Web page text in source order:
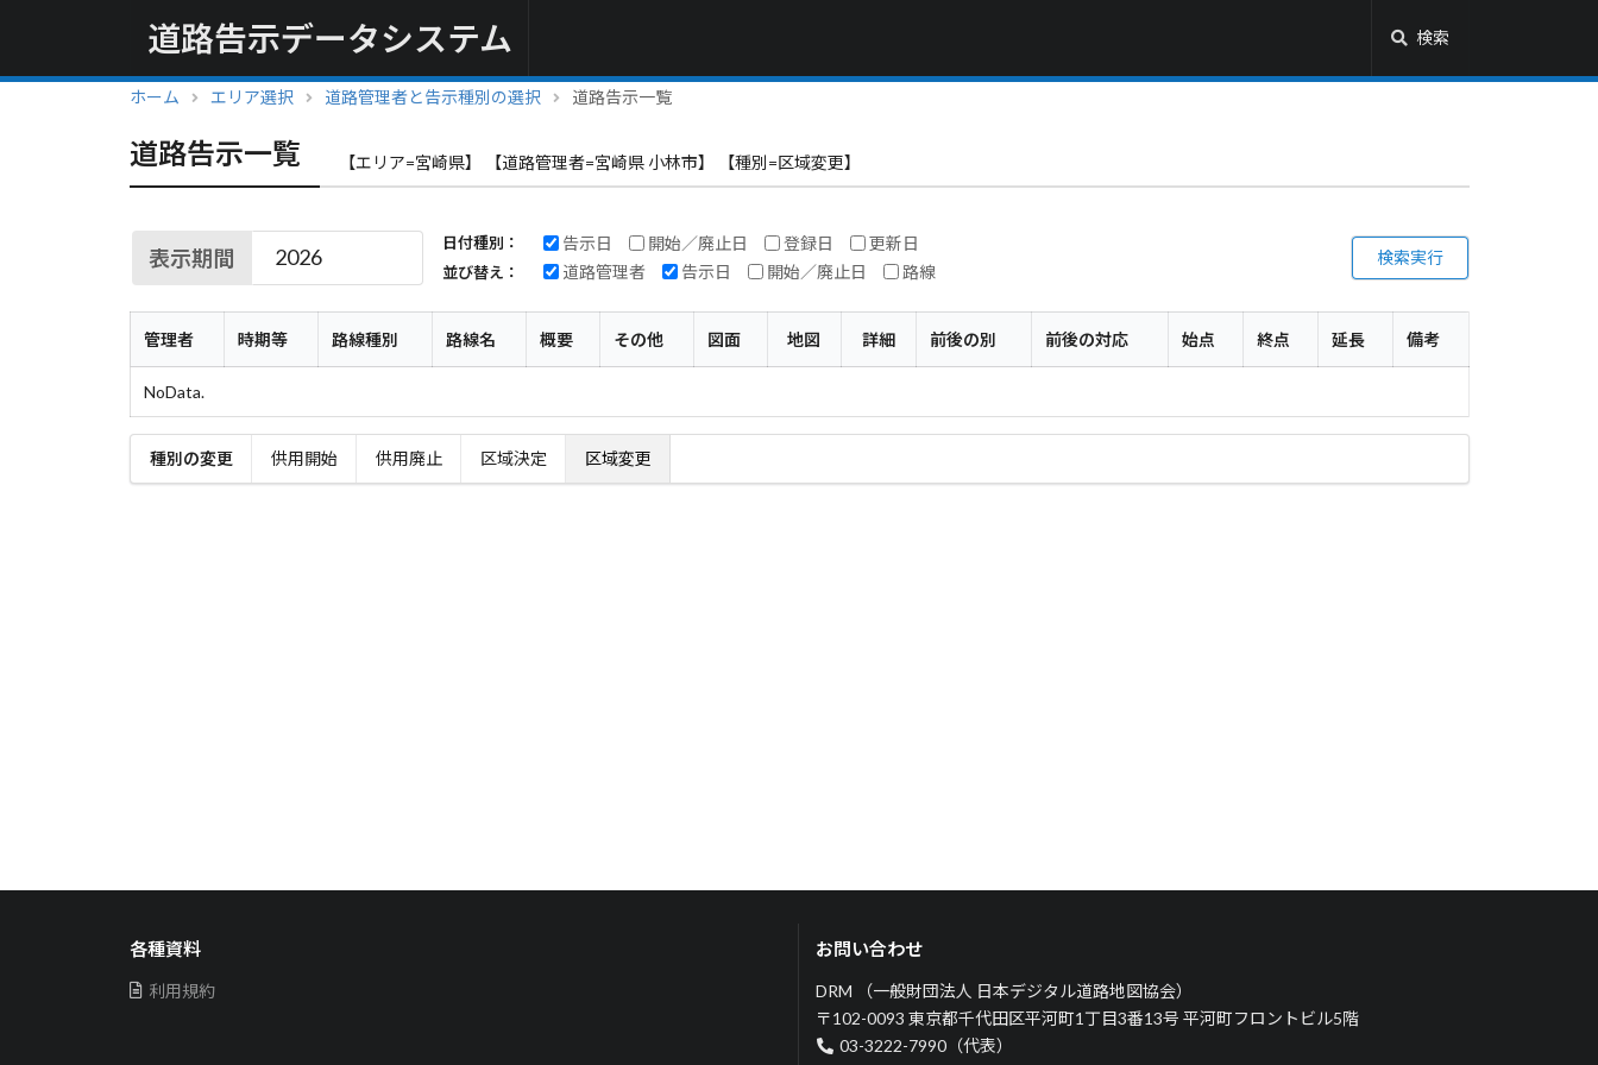
道路告示データシステム 検索
ホーム エリア選択 道路管理者と告示種別の選択 道路告示一覧
道路告示一覧 【エリア=宮崎県】 【道路管理者=宮崎県 小林市】 【種別=区域変更】
表示期間
日付種別： 告示日 開始／廃止日 登録日 更新日
並び替え： 道路管理者 告示日 開始／廃止日 路線
検索実行
管理者 時期等 路線種別 路線名 概要 その他 図面 地図 詳細 前後の別 前後の対応 始点 終点 延長 備考
NoData.
種別の変更 供用開始 供用廃止 区域決定 区域変更
各種資料
利用規約
お問い合わせ
DRM （一般財団法人 日本デジタル道路地図協会）
〒102-0093 東京都千代田区平河町1丁目3番13号 平河町フロントビル5階
03-3222-7990（代表）